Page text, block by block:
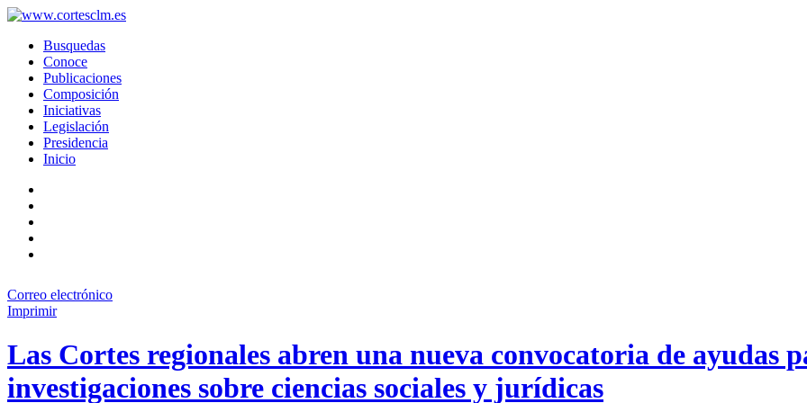
Busquedas
Conoce
Publicaciones
Composición
Iniciativas
Legislación
Presidencia
Inicio
Correo electrónico
Imprimir
Las Cortes regionales abren una nueva convocatoria de ayudas
investigaciones sobre ciencias sociales y jurídicas